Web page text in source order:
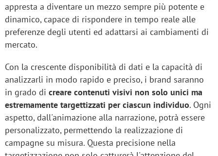
appresta a diventare un mezzo sempre più potente e
dinamico, capace di rispondere in tempo reale alle
preferenze degli utenti ed adattarsi ai cambiamenti di
mercato.
Con la crescente disponibilità di dati e la capacità di
analizzarli in modo rapido e preciso, i brand saranno
in grado di creare contenuti visivi non solo unici ma
estremamente targettizzati per ciascun individuo. Ogni
aspetto, dall'animazione alla narrazione, potrà essere
personalizzato, permettendo la realizzazione di
campagne su misura. Questa precisione nella